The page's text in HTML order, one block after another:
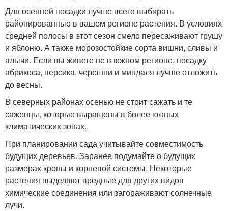
Для осенней посадки лучше всего выбирать
районированные в вашем регионе растения. В условиях
средней полосы в этот сезон смело пересаживают грушу
и яблоню. А также морозостойкие сорта вишни, сливы и
алычи. Если вы живете не в южном регионе, посадку
абрикоса, персика, черешни и миндаля лучше отложить
до весны.
В северных районах осенью не стоит сажать и те
саженцы, которые выращены в более южных
климатических зонах.
При планировании сада учитывайте совместимость
будущих деревьев. Заранее подумайте о будущих
размерах кроны и корневой системы. Некоторые
растения выделяют вредные для других видов
химические соединения или загораживают солнечные
лучи.